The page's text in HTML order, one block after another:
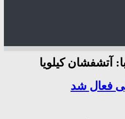
آتشفشان کیلویا
فعال شد